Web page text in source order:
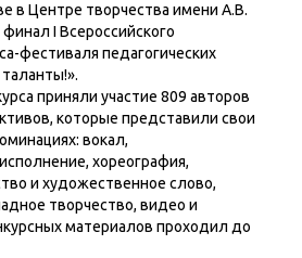
в Центре творчества имени А.В.
I Всероссийского
фестиваля педагогических
приняли участие 809 авторов
которые представили свои
вокал,
хореография,
и художественное слово,
творчество, видео и
материалов проходил до